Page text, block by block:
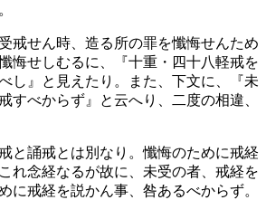
戒せん時、造る所の罪を懺悔せんため
悔せしむるに、『十重・四十八軽戒を
し』と見えたり。また、下文に、『未
すべからず』と云へり、二度の相違、
と誦戒とは別なり。懺悔のために戒経
れ念経なるが故に、未受の者、戒経を
に戒経を説かん事、咎あるべからず。